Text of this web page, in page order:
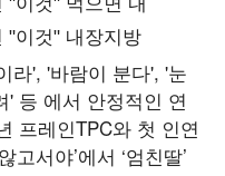
라', '바람이 분다', '눈
' 등 에서 안정적인 연
프레인TPC와 첫 인연
서야’에서 ‘엄친딸’